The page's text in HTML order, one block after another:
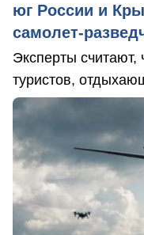
юг России и
самолет-
Эксперты считают,
туристов,